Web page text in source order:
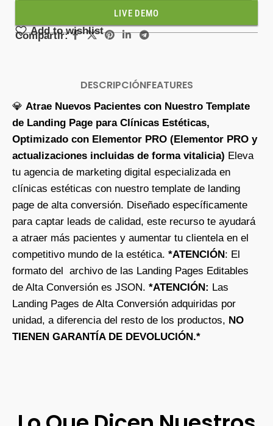
LIVE DEMO
Add to wishlist
Compartir:
DESCRIPCIÓNFEATURES
💎 Atrae Nuevos Pacientes con Nuestro Template
de Landing Page para Clínicas Estéticas,
Optimizado con Elementor PRO (Elementor PRO y
actualizaciones incluidas de forma vitalicia) Eleva
tu agencia de marketing digital especializada en
clínicas estéticas con nuestro template de landing
page de alta conversión. Diseñado específicamente
para captar leads de calidad, este recurso te ayudará
a atraer más pacientes y aumentar tu clientela en el
competitivo mundo de la estética. *ATENCIÓN: El
formato del archivo de las Landing Pages Editables
de Alta Conversión es JSON. *ATENCIÓN: Las
Landing Pages de Alta Conversión adquiridas por
unidad, a diferencia del resto de los productos, NO
TIENEN GARANTÍA DE DEVOLUCIÓN.*